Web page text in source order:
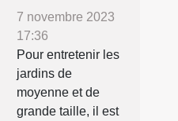
7 novembre 2023
17:36
Pour entretenir les
jardins de
moyenne et de
grande taille, il est